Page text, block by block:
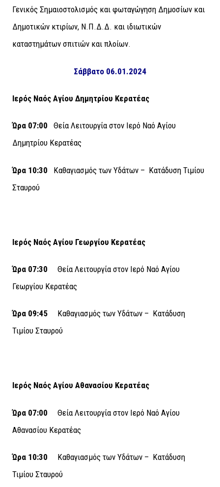
Γενικός Σημαιοστολισμός και φωταγώγηση Δημοσίων και
Δημοτικών κτιρίων, Ν.Π.Δ.Δ. και ιδιωτικών
καταστημάτων σπιτιών και πλοίων.
Σάββατο 06.01.2024
Ιερός Ναός Αγίου Δημητρίου Κερατέας
Ώρα 07:00
Θεία Λειτουργία στον Ιερό Ναό Αγίου
Δημητρίου Κερατέας
Ώρα 10:30 Καθαγιασμός των Υδάτων – Κατάδυση Τιμίου
Σταυρού
Ιερός Ναός Αγίου Γεωργίου Κερατέας
Ώρα 07:30 Θεία Λειτουργία στον Ιερό Ναό Αγίου
Γεωργίου Κερατέας
Ώρα 09:45 Καθαγιασμός των Υδάτων – Κατάδυση
Τιμίου Σταυρού
Ιερός Ναός Αγίου Αθανασίου Κερατέας
Ώρα 07:00 Θεία Λειτουργία στον Ιερό Ναό Αγίου
Αθανασίου Κερατέας
Ώρα 10:30 Καθαγιασμός των Υδάτων – Κατάδυση
Τιμίου Σταυρού